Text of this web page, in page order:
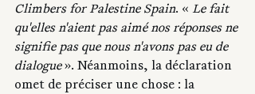
Climbers for Palestine Spain. « Le fait
qu'elles n'aient pas aimé nos réponses ne
signifie pas que nous n'avons pas eu de
dialogue ». Néanmoins, la déclaration
omet de préciser une chose : la